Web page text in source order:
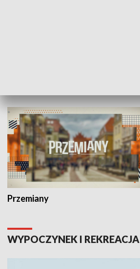
Przemiany
WYPOCZYNEK I REKREACJA